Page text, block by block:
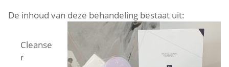
De inhoud van deze behandeling bestaat uit:
Cleanse
r